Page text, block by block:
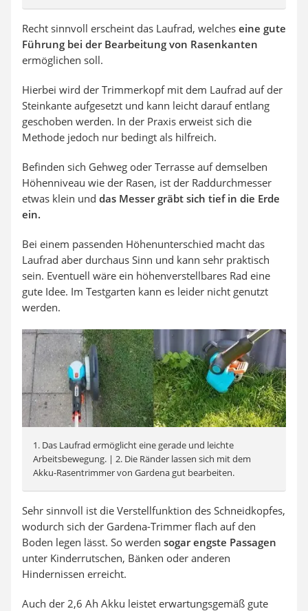
Recht sinnvoll erscheint das Laufrad, welches eine gute
Führung bei der Bearbeitung von Rasenkanten
ermöglichen soll.
Hierbei wird der Trimmerkopf mit dem Laufrad auf der
Steinkante aufgesetzt und kann leicht darauf entlang
geschoben werden. In der Praxis erweist sich die
Methode jedoch nur bedingt als hilfreich.
Befinden sich Gehweg oder Terrasse auf demselben
Höhenniveau wie der Rasen, ist der Raddurchmesser
etwas klein und das Messer gräbt sich tief in die Erde
ein.
Bei einem passenden Höhenunterschied macht das
Laufrad aber durchaus Sinn und kann sehr praktisch
sein. Eventuell wäre ein höhenverstellbares Rad eine
gute Idee. Im Testgarten kann es leider nicht genutzt
werden.
1. Das Laufrad ermöglicht eine gerade und leichte
Arbeitsbewegung. | 2. Die Ränder lassen sich mit dem
Akku-Rasentrimmer von Gardena gut bearbeiten.
Sehr sinnvoll ist die Verstellfunktion des Schneidkopfes,
wodurch sich der Gardena-Trimmer flach auf den
Boden legen lässt. So werden sogar engste Passagen
unter Kinderrutschen, Bänken oder anderen
Hindernissen erreicht.
Auch der 2,6 Ah Akku leistet erwartungsgemäß gute